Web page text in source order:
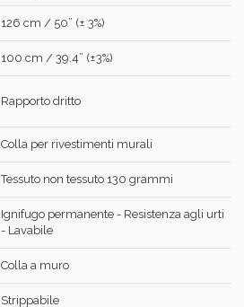
126 cm / 50” (± 3%)
100 cm / 39.4” (±3%)
Rapporto dritto
Colla per rivestimenti murali
Tessuto non tessuto 130 grammi
Ignifugo permanente - Resistenza agli urti
- Lavabile
Colla a muro
Strippabile